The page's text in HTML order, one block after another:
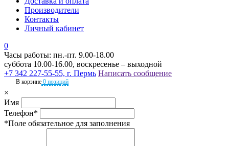
Производители
Контакты
Личный кабинет
0
Часы работы: пн.-пт. 9.00-18.00
суббота 10.00-16.00, воскресенье – выходной
+7 342 227-55-55, г. Пермь Написать сообщение
В корзине 0 позиций
×
Имя
Телефон*
*Поле обязательное для заполнения